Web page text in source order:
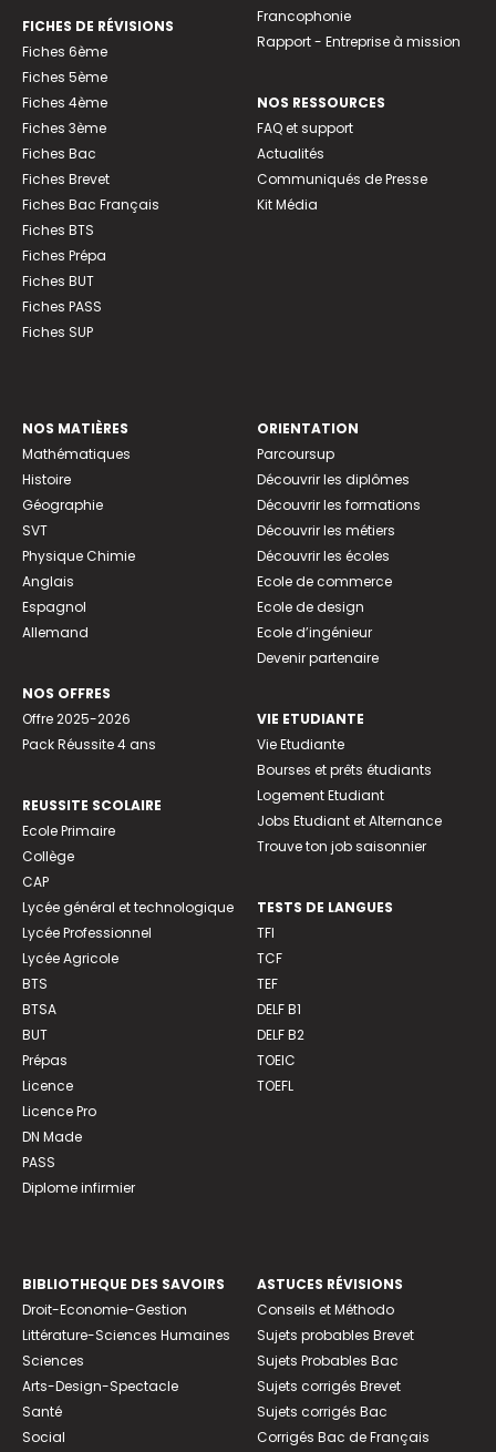
FICHES DE RÉVISIONS
Fiches 6ème
Fiches 5ème
Fiches 4ème
Fiches 3ème
Fiches Bac
Fiches Brevet
Fiches Bac Français
Fiches BTS
Fiches Prépa
Fiches BUT
Fiches PASS
Fiches SUP
Francophonie
Rapport - Entreprise à mission
NOS RESSOURCES
FAQ et support
Actualités
Communiqués de Presse
Kit Média
NOS MATIÈRES
Mathématiques
Histoire
Géographie
SVT
Physique Chimie
Anglais
Espagnol
Allemand
NOS OFFRES
Offre 2025-2026
Pack Réussite 4 ans
REUSSITE SCOLAIRE
Ecole Primaire
Collège
CAP
Lycée général et technologique
Lycée Professionnel
Lycée Agricole
BTS
BTSA
BUT
Prépas
Licence
Licence Pro
DN Made
PASS
Diplome infirmier
ORIENTATION
Parcoursup
Découvrir les diplômes
Découvrir les formations
Découvrir les métiers
Découvrir les écoles
Ecole de commerce
Ecole de design
Ecole d’ingénieur
Devenir partenaire
VIE ETUDIANTE
Vie Etudiante
Bourses et prêts étudiants
Logement Etudiant
Jobs Etudiant et Alternance
Trouve ton job saisonnier
TESTS DE LANGUES
TFI
TCF
TEF
DELF B1
DELF B2
TOEIC
TOEFL
BIBLIOTHEQUE DES SAVOIRS
Droit-Economie-Gestion
Littérature-Sciences Humaines
Sciences
Arts-Design-Spectacle
Santé
Social
ASTUCES RÉVISIONS
Conseils et Méthodo
Sujets probables Brevet
Sujets Probables Bac
Sujets corrigés Brevet
Sujets corrigés Bac
Corrigés Bac de Français